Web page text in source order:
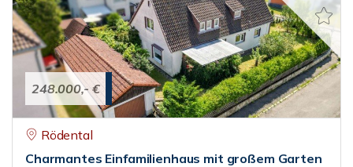
248.000,- €
Rödental
Charmantes Einfamilienhaus mit großem Garten